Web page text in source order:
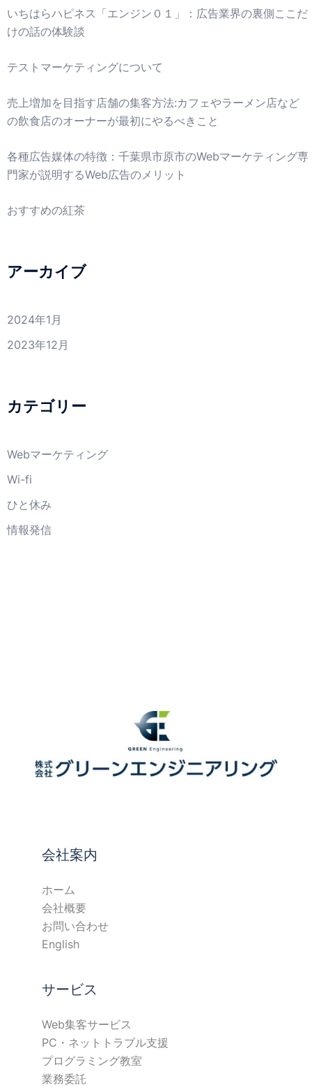
いちはらハピネス「エンジン０１」：広告業界の裏側ここだ
けの話の体験談
テストマーケティングについて
売上増加を目指す店舗の集客方法:カフェやラーメン店など
の飲食店のオーナーが最初にやるべきこと
各種広告媒体の特徴：千葉県市原市のWebマーケティング専
門家が説明するWeb広告のメリット
おすすめの紅茶
アーカイブ
2024年1月
2023年12月
カテゴリー
Webマーケティング
Wi-fi
ひと休み
情報発信
会社案内
ホーム
会社概要
お問い合わせ
English
サービス
Web集客サービス
PC・ネットトラブル支援
プログラミング教室
業務委託